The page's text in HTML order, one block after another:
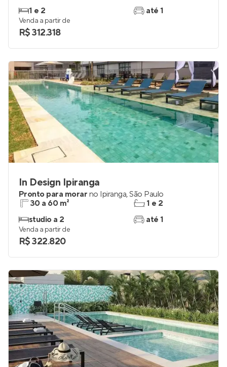
1 e 2
até 1
Venda a partir de
R$ 312.318
In Design Ipiranga
Pronto para morar no Ipiranga,São Paulo
30 a 60 m²
studio a 2
1 e 2
até 1
Venda a partir de
R$ 322.820